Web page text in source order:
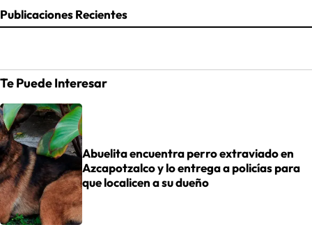
Publicaciones Recientes
Te Puede Interesar
Abuelita encuentra perro extraviado en
Azcapotzalco y lo entrega a policías para
que localicen a su dueño